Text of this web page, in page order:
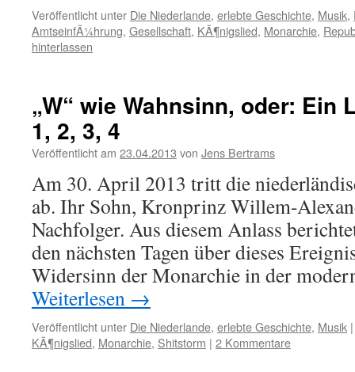
Veröffentlicht unter Die Niederlande, erlebte Geschichte, Musik,
AmtseinfÃ¼hrung, Gesellschaft, KÃ¶nigslied, Monarchie,
hinterlassen
„W“ wie Wahnsinn, oder: Ein
1, 2, 3, 4
Veröffentlicht am 23.04.2013 von Jens Bertrams
Am 30. April 2013 tritt die
ab. Ihr Sohn, Kronprinz Willem-
Nachfolger. Aus diesem Anlass
den nächsten Tagen über dieses
Widersinn der Monarchie in der
Weiterlesen →
Veröffentlicht unter Die Niederlande, erlebte Geschichte, Musik |
KÃ¶nigslied, Monarchie, Shitstorm | 2 Kommentare